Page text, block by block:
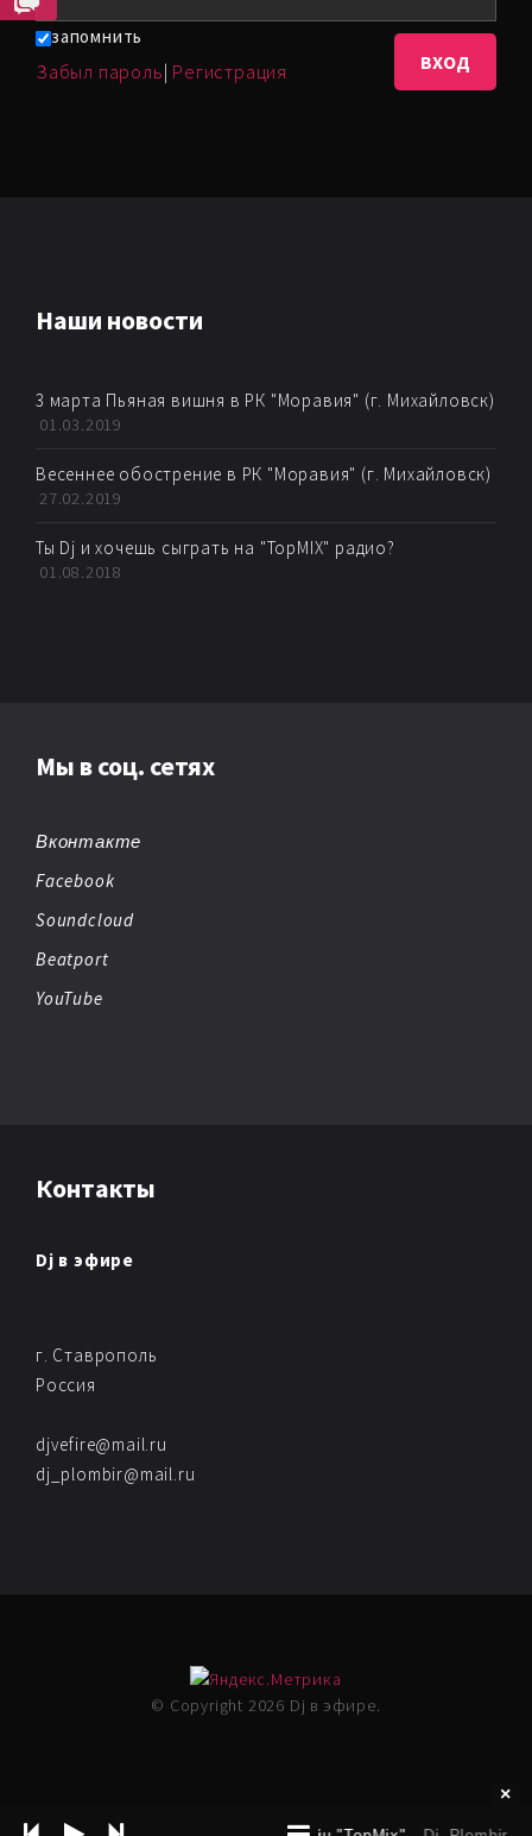
запомнить
Забыл пароль| Регистрация
Наши новости
3 марта Пьяная вишня в РК "Моравия" (г. Михайловск)
01.03.2019
Весеннее обострение в РК "Моравия" (г. Михайловск)
27.02.2019
Ты Dj и хочешь сыграть на "TopMIX" радио?
01.08.2018
Мы в соц. сетях
Вконтакте
Facebook
Soundcloud
Beatport
YouTube
Контакты
Dj в эфире
г. Ставрополь
Россия
djvefire@mail.ru
dj_plombir@mail.ru
© Copyright 2026 Dj в эфире.